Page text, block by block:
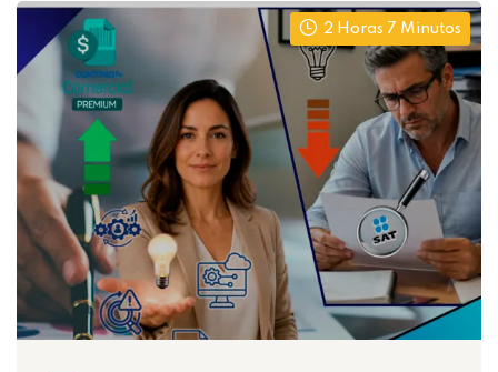
2 Horas 7 Minutos